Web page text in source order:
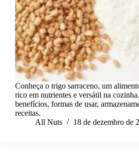
Conheça o trigo sarraceno, um
rico em nutrientes e versátil na
benefícios, formas de usar,
receitas.
All Nuts
18 de dezembro de